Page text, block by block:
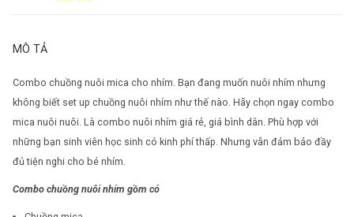
MÔ TẢ
Combo chuồng nuôi mica cho nhím. Bạn đang muốn nuôi nhím nhưng
không biết set up chuồng nuôi nhím như thế nào. Hãy chọn ngay combo
mica nuôi nuôi. Là combo nuôi nhím giá rẻ, giá bình dân. Phù hợp với
những bạn sinh viên học sinh có kinh phí thấp. Nhưng vẫn đảm bảo đầy
đủ tiện nghi cho bé nhím.
Combo chuồng nuôi nhím gồm có